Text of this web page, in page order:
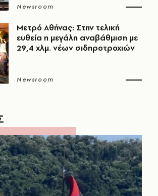
Newsroom
Μετρό Αθήνας: Στην τελική
ευθεία η μεγάλη αναβάθμιση με
29,4 χλμ. νέων σιδηροτροχιών
Newsroom